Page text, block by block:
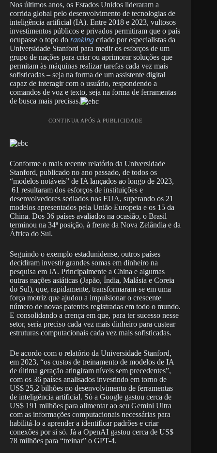
Nos últimos anos, os Estados Unidos lideraram a
corrida global pelo desenvolvimento de tecnologias de
inteligência artificial (IA). Entre 2018 e 2023, vultosos
investimentos públicos e privados permitiram que o país
ocupasse o topo do ranking criado por especialistas da
Universidade Stanford para medir os esforços de um
grupo de nações para criar ou aprimorar soluções que
permitam às máquinas realizar tarefas cada vez mais
sofisticadas – seja na forma de um assistente digital
capaz de interagir com o usuário, respondendo a
comandos de voz e texto, seja na forma de ferramentas
de busca mais precisas.
CONTINUA APÓS A PUBLICIDADE
Conforme o mais recente relatório da Universidade
Stanford, publicado no ano passado, de todos os
“modelos notáveis” de IA lançados ao longo de 2023,
61 resultaram dos esforços de instituições e
desenvolvedores sediados nos EUA, superando os 21
modelos apresentados pela União Europeia e os 15 da
China. Dos 36 países avaliados na ocasião, o Brasil
terminou na 34ª posição, à frente da Nova Zelândia e da
África do Sul.
Seguindo o exemplo estadunidense, outros países
decidiram investir grandes somas em dinheiro na
pesquisa em IA. Principalmente a China e algumas
outras nações asiáticas (Japão, Índia, Malásia e Coreia
do Sul), que, rapidamente, transformaram-se em uma
força motriz que ajudou a impulsionar o crescente
número de novas patentes registradas em todo o mundo.
E consolidando a crença em que, para ter sucesso nesse
setor, seria preciso cada vez mais dinheiro para custear
estruturas computacionais cada vez mais sofisticadas.
De acordo com o relatório da Universidade Stanford,
em 2023, “os custos de treinamento de modelos de IA
de última geração atingiram níveis sem precedentes”,
com os 36 países analisados investindo em torno de
US$ 25,2 bilhões no desenvolvimento de ferramentas
de inteligência artificial. Só a Google gastou cerca de
US$ 191 milhões para alimentar ao seu Gemini Ultra
com as informações computacionais necessárias para
habilitá-lo a aprender a identificar padrões e criar
conexões por si só. Já a OpenAI gastou cerca de US$
78 milhões para “treinar” o GPT-4.